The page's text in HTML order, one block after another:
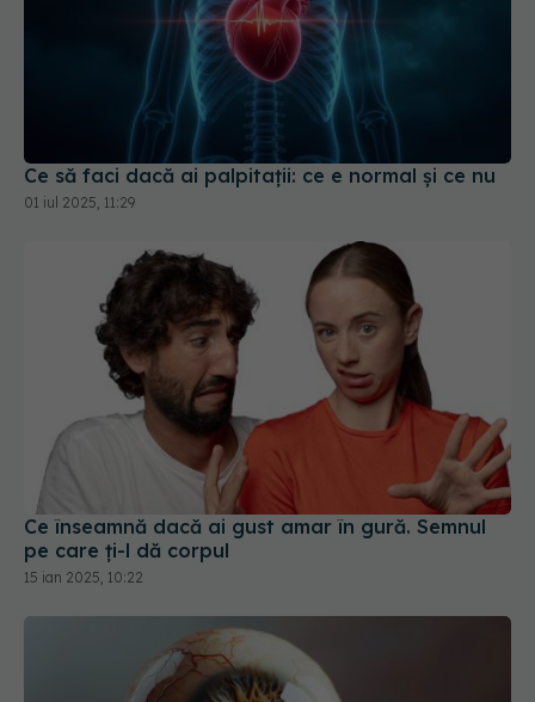
Ce să faci dacă ai palpitații: ce e normal și ce nu
Ce înseamnă dacă ai gust amar în gură. Semnul
pe care ți-l dă corpul
15 ian 2025, 10:22